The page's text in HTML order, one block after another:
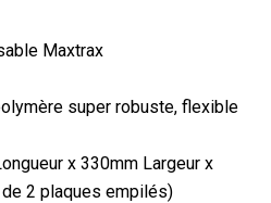
Maxtrax
super robuste, flexible
x 330mm Largeur x
2 plaques empilés)